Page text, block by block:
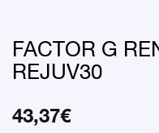
FACTOR G
REJUV30
43,37€